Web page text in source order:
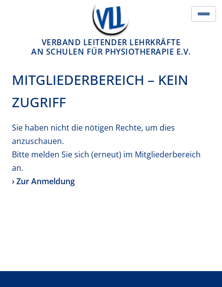
VERBAND LEITENDER LEHRKRÄFTE
AN SCHULEN FÜR PHYSIOTHERAPIE E.V.
MITGLIEDERBEREICH – KEIN
ZUGRIFF
Sie haben nicht die nötigen Rechte, um dies
anzuschauen.
Bitte melden Sie sich (erneut) im Mitgliederbereich
an.
› Zur Anmeldung